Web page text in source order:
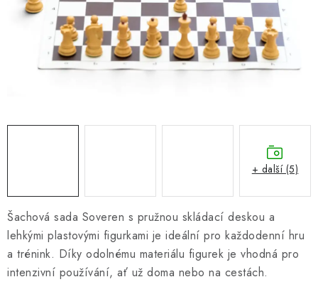
ŠACHOVÝ MERCH
DÁRKY
Šachová sada Soveren s pružnou skládací deskou a
lehkými plastovými figurkami je ideální pro každodenní hru
a trénink. Díky odolnému materiálu figurek je vhodná pro
intenzivní používání, ať už doma nebo na cestách.
+ další (5)